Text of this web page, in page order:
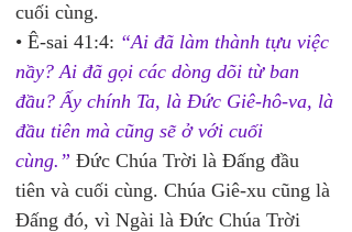
cuối cùng.
• Ê-sai 41:4: “Ai đã làm thành tựu việc
nầy? Ai đã gọi các dòng dõi từ ban
đầu? Ấy chính Ta, là Đức Giê-hô-va, là
đầu tiên mà cũng sẽ ở với cuối
cùng.” Đức Chúa Trời là Đấng đầu
tiên và cuối cùng. Chúa Giê-xu cũng là
Đấng đó, vì Ngài là Đức Chúa Trời